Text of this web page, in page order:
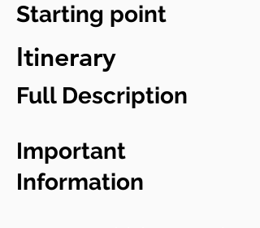
Starting point
Itinerary
Full Description
Important
Information